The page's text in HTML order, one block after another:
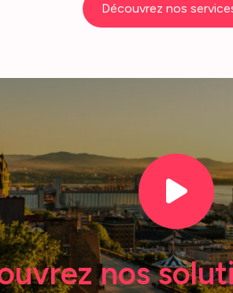
Découvrez nos
nos